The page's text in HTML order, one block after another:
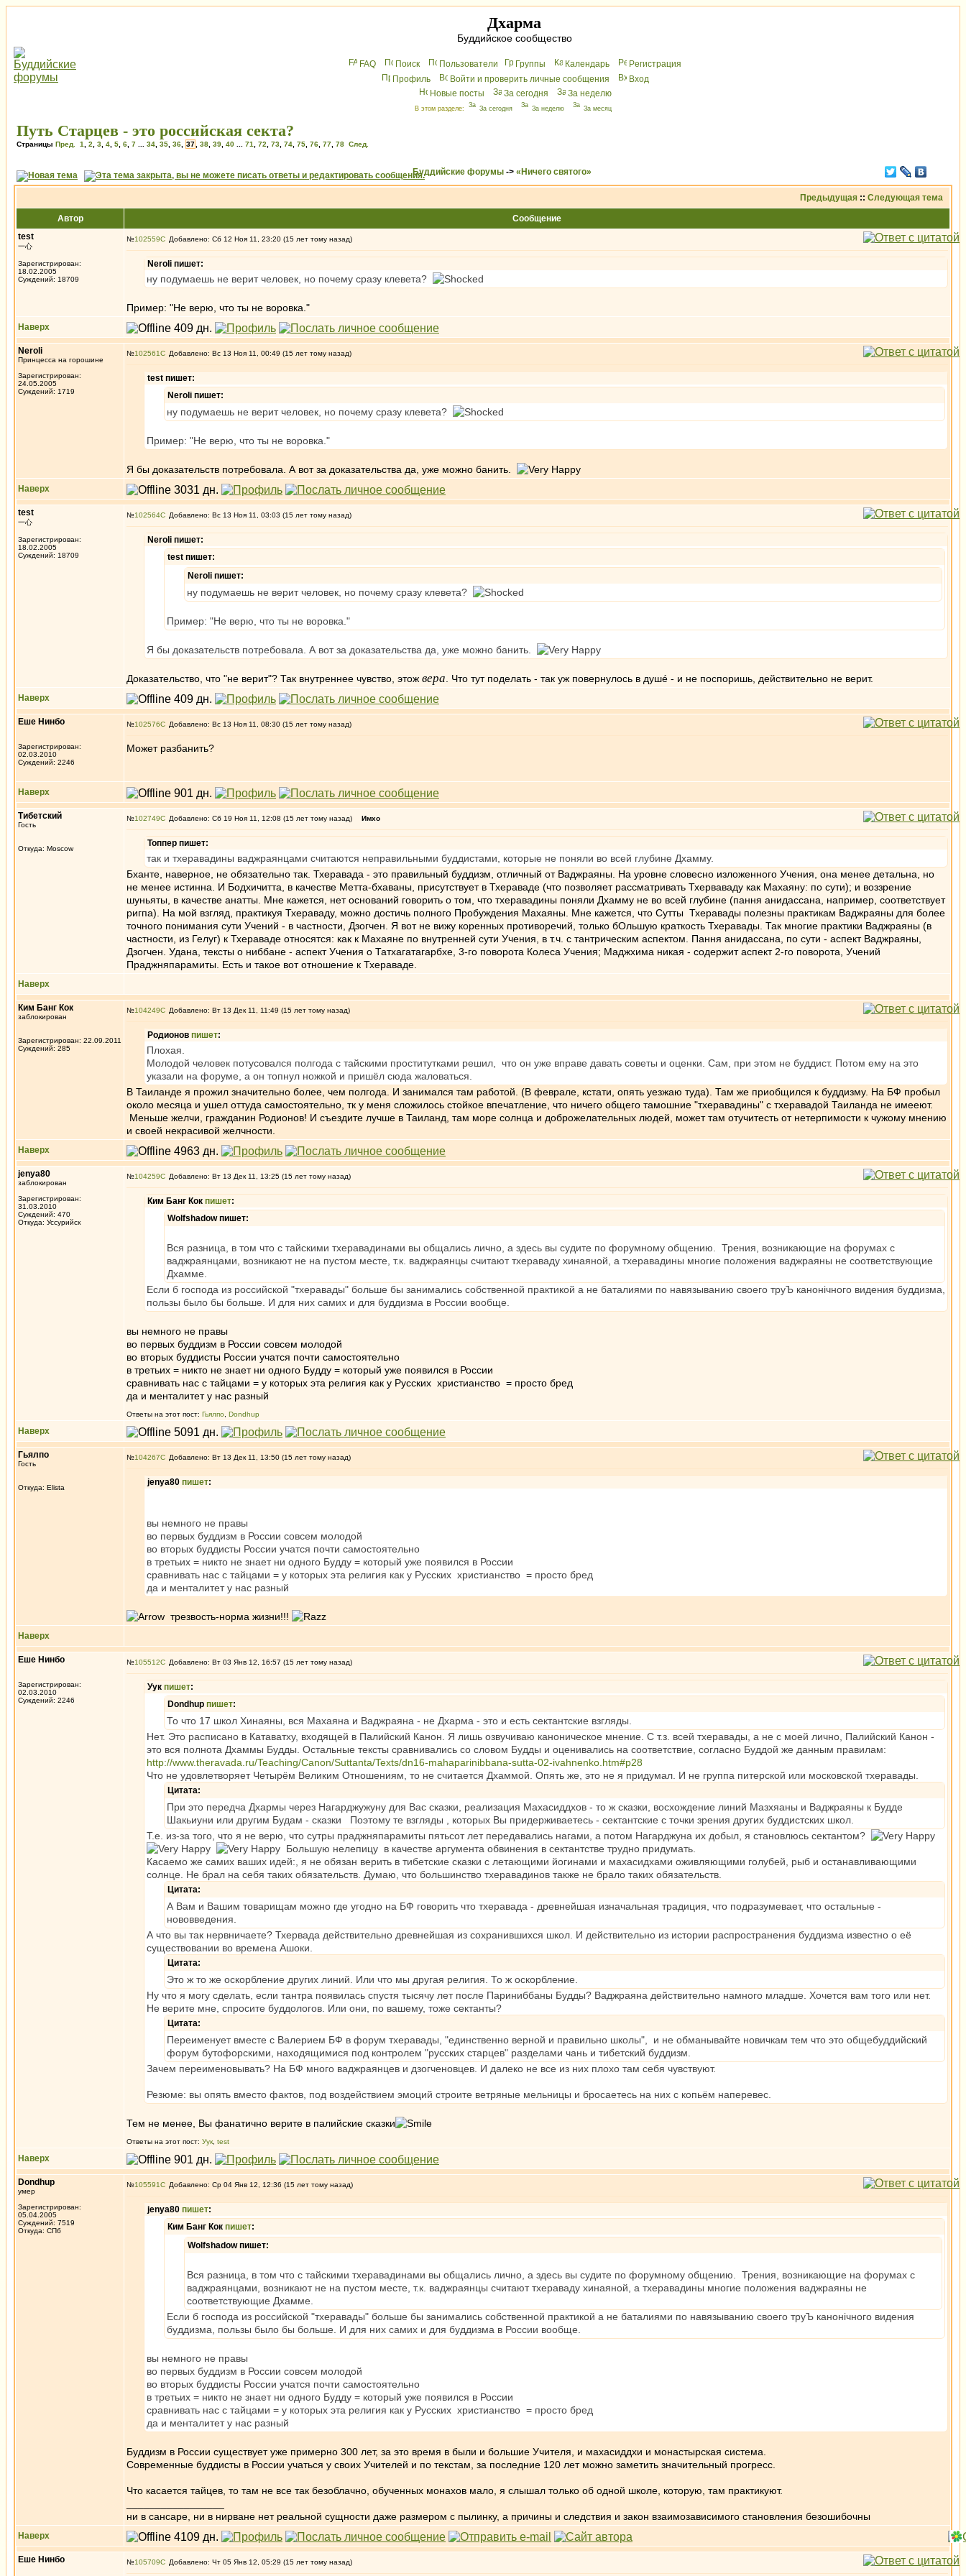
Дхарма
Буддийское сообщество
FAQ Поиск Пользователи Группы Календарь
Peгиcтрaция
Профиль
Войти и проверить личные сообщения
Вхoд
Новые посты
За сегодня За неделю
В этом разделе: За сегодня За неделю За месяц
Путь Старцев - это российская секта?
Страницы Пред. 1 2 3 4 5 6 7 34 35 36 37 38 39 40 71 72 73 74 75 76 77 78 След.
Буддийские форумы -> «Ничего святого»
Предыдущая :: Следующая тема
Автор
Сообщение
test
一心
Зарегистрирован:
18.02.2005
Суждений: 18709
№102559 Добавлено: Сб 12 Ноя 11, 23:20 (15 лет тому назад)
Neroli пишет:
ну подумаешь не верит человек, но почему сразу клевета?
Пример: "Не верю, что ты не воровка."
Наверх
Neroli
Принцесса на горошине
Зарегистрирован:
24.05.2005
Суждений: 1719
№102561 Добавлено: Вс 13 Ноя 11, 00:49 (15 лет тому назад)
test пишет:
Neroli пишет:
ну подумаешь не верит человек, но почему сразу клевета?
Пример: "Не верю, что ты не воровка."
Я бы доказательств потребовала. А вот за доказательства да, уже можно банить.
Наверх
test
一心
Зарегистрирован:
18.02.2005
Суждений: 18709
№102564 Добавлено: Вс 13 Ноя 11, 03:03 (15 лет тому назад)
Neroli пишет:
test пишет:
Neroli пишет:
ну подумаешь не верит человек, но почему сразу клевета?
Пример: "Не верю, что ты не воровка."
Я бы доказательств потребовала. А вот за доказательства да, уже можно банить.
Доказательство, что "не верит"? Так внутреннее чувство, этож вера . Что тут поделать - так уж повернулось в душé - и не поспоришь, действительно не верит.
Наверх
Еше Нинбо
Зарегистрирован:
02.03.2010
Суждений: 2246
№102576 Добавлено: Вс 13 Ноя 11, 08:30 (15 лет тому назад)
Может разбанить?
Наверх
Тибетский
Гость
Откуда: Moscow
№102749 Добавлено: Сб 19 Ноя 11, 12:08 (15 лет тому назад) Имхо
Топпер пишет:
так и тхеравадины ваджраянцами считаются неправильными буддистами, которые не поняли во всей глубине Дхамму.
Бханте, наверное, не обязательно так. Тхеравада - это правильный буддизм, отличный от Ваджраяны. На уровне словесно изложенного Учения, она менее детальна, но
не менее истинна. И Бодхичитта, в качестве Метта-бхаваны, присутствует в Тхераваде (что позволяет рассматривать Тхерваваду как Махаяну: по сути); и воззрение
шуньяты, в качестве анатты. Мне кажется, нет оснований говорить о том, что тхеравадины поняли Дхамму не во всей глубине (пання анидассана, например, соответствует
ригпа). На мой взгляд, практикуя Тхераваду, можно достичь полного Пробуждения Махаяны. Мне кажется, что Сутты Тхеравады полезны практикам Ваджраяны для более
точного понимания сути Учений - в частности, Дзогчен. Я вот не вижу коренных противоречий, только бОльшую краткость Тхеравады. Так многие практики Ваджраяны (в
частности, из Гелуг) к Тхераваде относятся: как к Махаяне по внутренней сути Учения, в т.ч. с тантрическим аспектом. Пання анидассана, по сути - аспект Ваджраяны,
Дзогчен. Удана, тексты о ниббане - аспект Учения о Татхагатагарбхе, 3-го поворота Колеса Учения; Маджхима никая - содержит аспект 2-го поворота, Учений
Праджняпарамиты. Есть и такое вот отношение к Тхераваде.
Наверх
Ким Банг Кок
заблокирован
Зарегистрирован: 22.09.2011
Суждений: 285
№104249 Добавлено: Вт 13 Дек 11, 11:49 (15 лет тому назад)
Родионов пишет:
Плохая.
Молодой человек потусовался полгода с тайскими проститутками решил, что он уже вправе давать советы и оценки. Сам, при этом не буддист. Потом ему на это
указали на форуме, а он топнул ножкой и пришёл сюда жаловаться.
В Таиланде я прожил значительно более, чем полгода. И занимался там работой. (В феврале, кстати, опять уезжаю туда). Там же приобщился к буддизму. На БФ пробыл
около месяца и ушел оттуда самостоятельно, тк у меня сложилось стойкое впечатление, что ничего общего тамошние "тхеравадины" с тхеравадой Таиланда не имееют.
Меньше желчи, гражданин Родионов! И съездите лучше в Таиланд, там море солнца и доброжелательных людей, может там отучитесть от нетерпимости к чужому мнению
и своей некрасивой желчности.
Наверх
jenya80
заблокирован
Зарегистрирован:
31.03.2010
Суждений: 470
Откуда: Уссурийск
№104259 Добавлено: Вт 13 Дек 11, 13:25 (15 лет тому назад)
Ким Банг Кок пишет:
Wolfshadow пишет:
Вся разница, в том что с тайскими тхеравадинами вы общались лично, а здесь вы судите по форумному общению. Трения, возникающие на форумах с
ваджраянцами, возникают не на пустом месте, т.к. ваджраянцы считают тхераваду хинаяной, а тхеравадины многие положения ваджраяны не соответствующие
Дхамме.
Если б господа из российской "тхеравады" больше бы занимались собственной практикой а не баталиями по навязыванию своего труЪ канонiчного видения буддизма,
пользы было бы больше. И для них самих и для буддизма в России вообще.
вы немного не правы
во первых буддизм в России совсем молодой
во вторых буддисты России учатся почти самостоятельно
в третьих = никто не знает ни одного Будду = который уже появился в России
сравнивать нас с тайцами = у которых эта религия как у Русских христианство = просто бред
да и менталитет у нас разный
Ответы на этот пост: Гьялпо Dondhup
Наверх
Гьялпо
Гость
Откуда: Elista
№104267 Добавлено: Вт 13 Дек 11, 13:50 (15 лет тому назад)
jenya80 пишет:
вы немного не правы
во первых буддизм в России совсем молодой
во вторых буддисты России учатся почти самостоятельно
в третьих = никто не знает ни одного Будду = который уже появился в России
сравнивать нас с тайцами = у которых эта религия как у Русских христианство = просто бред
да и менталитет у нас разный
трезвость-норма жизни!!!
Наверх
Еше Нинбо
Зарегистрирован:
02.03.2010
Суждений: 2246
№105512 Добавлено: Вт 03 Янв 12, 16:57 (15 лет тому назад)
Уук пишет:
Dondhup пишет:
То что 17 школ Хинаяны, вся Махаяна и Ваджраяна - не Дхарма - это и есть сектантские взгляды.
Нет. Это расписано в Катаватху, входящей в Палийский Канон. Я лишь озвучиваю каноническое мнение. С т.з. всей тхеравады, а не с моей лично, Палийский Канон -
это вся полнота Дхаммы Будды. Остальные тексты сравнивались со словом Будды и оценивались на соответствие, согласно Буддой же данным правилам:
http://www.theravada.ru/Teaching/Canon/Suttanta/Texts/dn16-mahaparinibbana-sutta-02-ivahnenko.htm#p28
Что не удовлетворяет Четырём Великим Отношениям, то не считается Дхаммой. Опять же, это не я придумал. И не группа питерской или московской тхеравады.
Цитата:
При это передча Дхармы через Нагарджужуну для Вас сказки, реализация Махасиддхов - то ж сказки, восхождение линий Мазхяаны и Ваджраяны к Будде
Шакьиуни или другим Будам - сказки Поэтому те взгляды , которых Вы придерживаетесь - сектантские с точки зрения других буддистских школ.
Т.е. из-за того, что я не верю, что сутры праджняпарамиты пятьсот лет передавались нагами, а потом Нагарджуна их добыл, я становлюсь сектантом?
Большую нелепицу в качестве аргумента обвинения в сектантстве трудно придумать.
Касаемо же самих ваших идей:, я не обязан верить в тибетские сказки с летающими йогинами и махасидхами оживляющими голубей, рыб и останавливающими
солнце. Не брал на себя таких обязательств. Думаю, что большинство тхеравадинов также не брало таких обязательств.
Цитата:
А Вам и Вашим товарищам можно где угодно на БФ говорить что тхеравада - древнейшая изначальная традиция, что подразумевает, что остальные -
нововведения.
А что вы так нервничаете? Тхервада действительно древнейшая из сохранившихся школ. И действительно из истории распространения буддизма известно о её
существовании во времена Ашоки.
Цитата:
Это ж то же оскорбление других линий. Или что мы другая религия. То ж оскорбление.
Ну что я могу сделать, если тантра появилась спустя тысячу лет после Париниббаны Будды? Ваджраяна действительно намного младше. Хочется вам того или нет.
Не верите мне, спросите буддологов. Или они, по вашему, тоже сектанты?
Цитата:
Переименует вместе с Валерием БФ в форум тхеравады, "единственно верной и правильно школы", и не обманывайте новичкам тем что это общебуддийский
форум бутофорскими, находящимися под контролем "русских старцев" разделами чань и тибетский буддизм.
Зачем переименовывать? На БФ много ваджраянцев и дзогченовцев. И далеко не все из них плохо там себя чувствуют.
Резюме: вы опять вместо фактов, под воздействием эмоций строите ветряные мельницы и бросаетесь на них с копьём наперевес.
Тем не менее, Вы фанатично верите в палийские сказки
Ответы на этот пост: Уук test
Наверх
Dondhup
умер
Зарегистрирован:
05.04.2005
Суждений: 7519
Откуда: СПб
№105591 Добавлено: Ср 04 Янв 12, 12:36 (15 лет тому назад)
jenya80 пишет:
Ким Банг Кок пишет:
Wolfshadow пишет:
Вся разница, в том что с тайскими тхеравадинами вы общались лично, а здесь вы судите по форумному общению. Трения, возникающие на форумах с
ваджраянцами, возникают не на пустом месте, т.к. ваджраянцы считают тхераваду хинаяной, а тхеравадины многие положения ваджраяны не
соответствующие Дхамме.
Если б господа из российской "тхеравады" больше бы занимались собственной практикой а не баталиями по навязыванию своего труЪ канонiчного видения
буддизма, пользы было бы больше. И для них самих и для буддизма в России вообще.
вы немного не правы
во первых буддизм в России совсем молодой
во вторых буддисты России учатся почти самостоятельно
в третьих = никто не знает ни одного Будду = который уже появился в России
сравнивать нас с тайцами = у которых эта религия как у Русских христианство = просто бред
да и менталитет у нас разный
Буддизм в России существует уже примерно 300 лет, за это время в были и большие Учителя, и махасиддхи и монастырская система.
Современные буддисты в России учаться у своих Учителей и по текстам, за последние 120 лет можно заметить значительный прогресс.
Что касается тайцев, то там не все так безоблачно, обученных монахов мало, я слышал только об одной школе, которую, там практикуют.
ни в сансаре, ни в нирване нет реальной сущности даже размером с пылинку, а причины и следствия и закон взаимозависимого становления безошибочны
Наверх
Еше Нинбо №105709 Добавлено: Чт 05 Янв 12, 05:29 (15 лет тому назад)